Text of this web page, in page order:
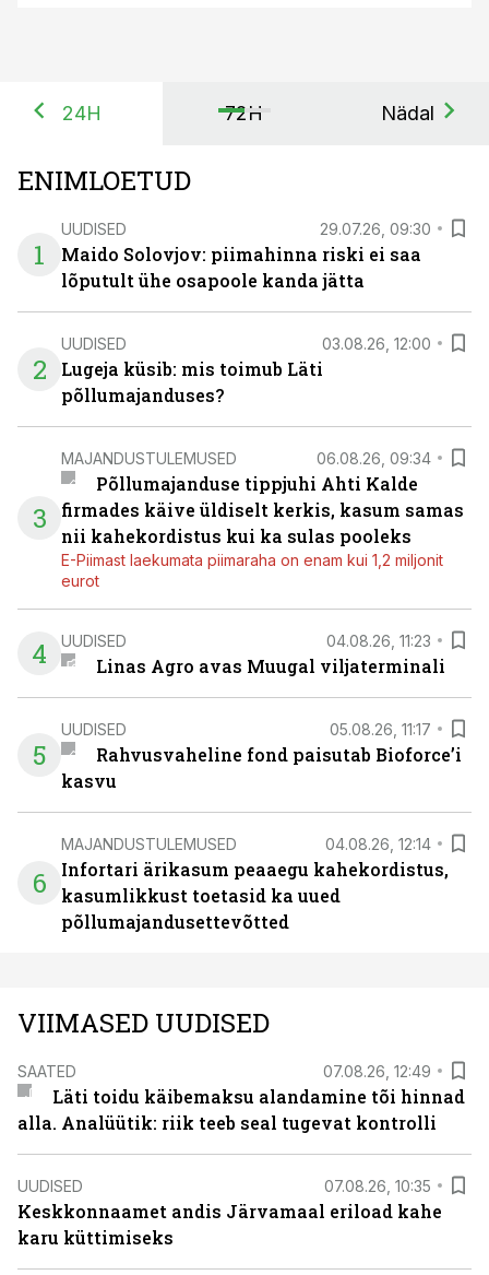
24H 72H Nädal
ENIMLOETUD
1
UUDISED 29.07.26, 09:30
Maido Solovjov: piimahinna riski ei saa
lõputult ühe osapoole kanda jätta
2
UUDISED 03.08.26, 12:00
Lugeja küsib: mis toimub Läti
põllumajanduses?
3
MAJANDUSTULEMUSED 06.08.26, 09:34
Põllumajanduse tippjuhi Ahti Kalde
firmades käive üldiselt kerkis, kasum samas
nii kahekordistus kui ka sulas pooleks
E-Piimast laekumata piimaraha on enam kui 1,2 miljonit
eurot
4 UUDISED 04.08.26, 11:23
Linas Agro avas Muugal viljaterminali
5
UUDISED 05.08.26, 11:17
Rahvusvaheline fond paisutab Bioforce’i
kasvu
6
MAJANDUSTULEMUSED 04.08.26, 12:14
Infortari ärikasum peaaegu kahekordistus,
kasumlikkust toetasid ka uued
põllumajandusettevõtted
VIIMASED UUDISED
SAATED 07.08.26, 12:49
Läti toidu käibemaksu alandamine tõi hinnad
alla. Analüütik: riik teeb seal tugevat kontrolli
UUDISED 07.08.26, 10:35
Keskkonnaamet andis Järvamaal eriload kahe
karu küttimiseks